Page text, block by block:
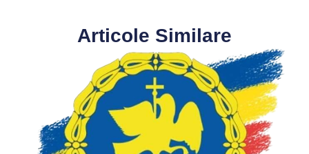
Articole Similare